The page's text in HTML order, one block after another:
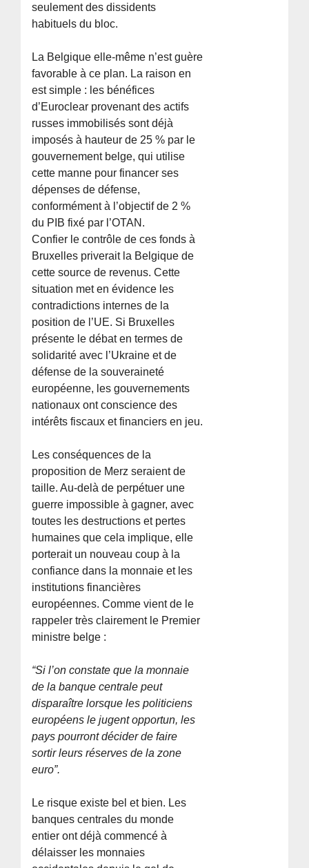
seulement des dissidents
habituels du bloc.
La Belgique elle-même n’est guère
favorable à ce plan. La raison en
est simple : les bénéfices
d’Euroclear provenant des actifs
russes immobilisés sont déjà
imposés à hauteur de 25 % par le
gouvernement belge, qui utilise
cette manne pour financer ses
dépenses de défense,
conformément à l’objectif de 2 %
du PIB fixé par l’OTAN.
Confier le contrôle de ces fonds à
Bruxelles priverait la Belgique de
cette source de revenus. Cette
situation met en évidence les
contradictions internes de la
position de l’UE. Si Bruxelles
présente le débat en termes de
solidarité avec l’Ukraine et de
défense de la souveraineté
européenne, les gouvernements
nationaux ont conscience des
intérêts fiscaux et financiers en jeu.
Les conséquences de la
proposition de Merz seraient de
taille. Au-delà de perpétuer une
guerre impossible à gagner, avec
toutes les destructions et pertes
humaines que cela implique, elle
porterait un nouveau coup à la
confiance dans la monnaie et les
institutions financières
européennes. Comme vient de le
rappeler très clairement le Premier
ministre belge :
“Si l’on constate que la monnaie
de la banque centrale peut
disparaître lorsque les politiciens
européens le jugent opportun, les
pays pourront décider de faire
sortir leurs réserves de la zone
euro”.
Le risque existe bel et bien. Les
banques centrales du monde
entier ont déjà commencé à
délaisser les monnaies